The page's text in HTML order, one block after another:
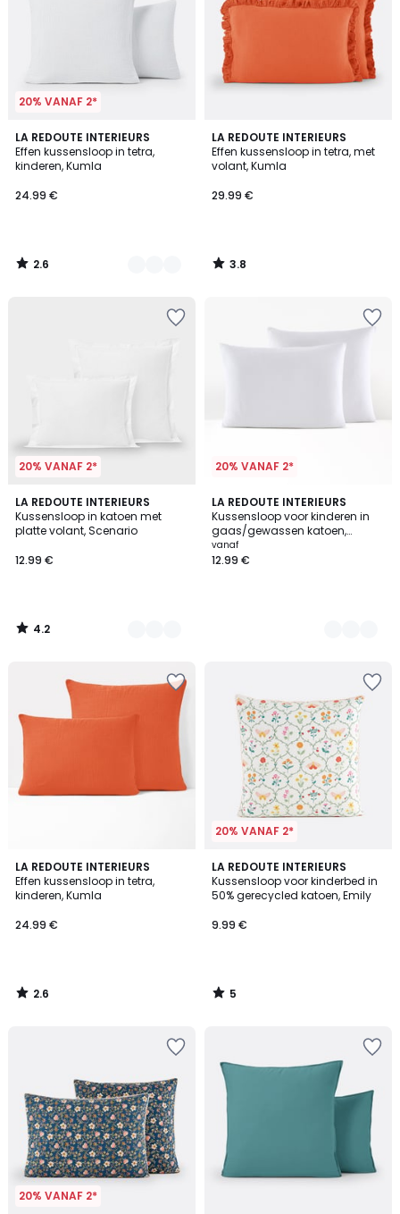
20% VANAF 2*
LA REDOUTE INTERIEURS
Effen kussensloop in tetra,
kinderen, Kumla
24.99 €
2.6
/ 5
17
Kleuren
2.6
/
LA REDOUTE INTERIEURS
Effen kussensloop in tetra, met
volant, Kumla
29.99 €
3.8
/ 5
3.8
/
20% VANAF 2*
LA REDOUTE INTERIEURS
Kussensloop in katoen met
platte volant, Scenario
12.99 €
4.2
/ 5
21
Kleuren
4.2
/
20% VANAF 2*
LA REDOUTE INTERIEURS
Kussensloop voor kinderen in
gaas/gewassen katoen,
Kumco
vanaf
12.99 €
10
Kleuren
LA REDOUTE INTERIEURS
Effen kussensloop in tetra,
kinderen, Kumla
24.99 €
2.6
/ 5
2.6
/
20% VANAF 2*
LA REDOUTE INTERIEURS
Kussensloop voor kinderbed in
50% gerecycled katoen, Emily
9.99 €
5
/
5
5
/
20% VANAF 2*